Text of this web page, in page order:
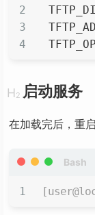
启动服务
在加载完后，重